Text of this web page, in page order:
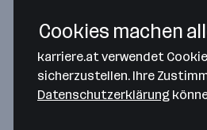
Cookies machen
karriere.at verwendet
sicherzustellen. Ihre
Datenschutzerklärung